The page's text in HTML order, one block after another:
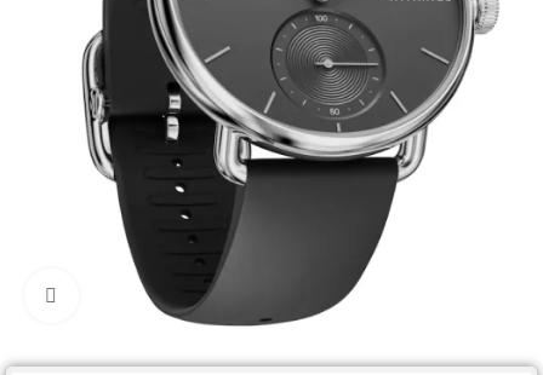
Click to enlarge